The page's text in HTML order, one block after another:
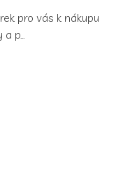
pro vás k nákupu
p...